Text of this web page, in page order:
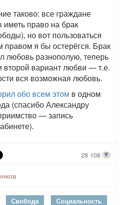
таково: все граждане
иметь право на брак
но вот пользоваться
правом я бы остерёгся. Брак
любовь разнополую, теперь
второй вариант любви — т.е.
вся возможная любовь.
обо всем этом в одном
(спасибо Александру
— запись
28 108
Свобода Социальность